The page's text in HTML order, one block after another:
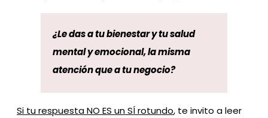
¿Le das a tu bienestar y tu salud
mental y emocional, la misma
atención que a tu negocio?
Si tu respuesta NO ES un SÍ rotundo, te invito a leer